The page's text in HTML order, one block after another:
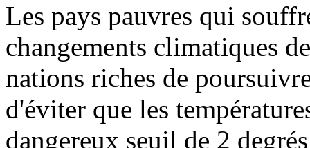
Les pays pauvres qui
changements climatiques
nations riches de
d'éviter que les
dangereux seuil de 2